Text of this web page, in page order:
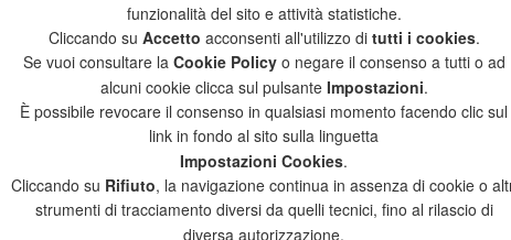
funzionalità del sito e attività statistiche.
Cliccando su Accetto acconsenti all'utilizzo di tutti i cookies.
Se vuoi consultare la Cookie Policyo negare il consenso a tutti o ad
alcuni cookie clicca sul pulsante Impostazioni.
È possibile revocare il consenso in qualsiasi momento facendo clic sul
link in fondo al sito sulla linguetta
Impostazioni Cookies.
Cliccando su Rifiuto, la navigazione continua in assenza di cookie o
strumenti di tracciamento diversi da quelli tecnici, fino al rilascio di
diversa autorizzazione.